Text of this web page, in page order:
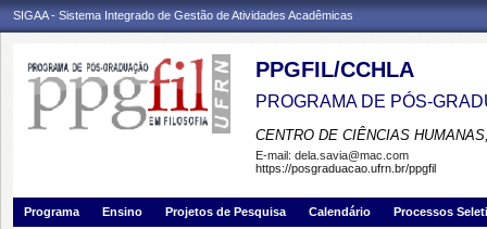
SIGAA - Sistema Integrado de Gestão de Atividades Acadêmicas
PPGFIL/CCHLA
PROGRAMA DE PÓS-
CENTRO DE CIÊNCIAS
E-mail: dela.savia@mac.com
https://posgraduacao.ufrn.br/ppgfil
Programa Ensino Projetos de Pesquisa Calendário Processos